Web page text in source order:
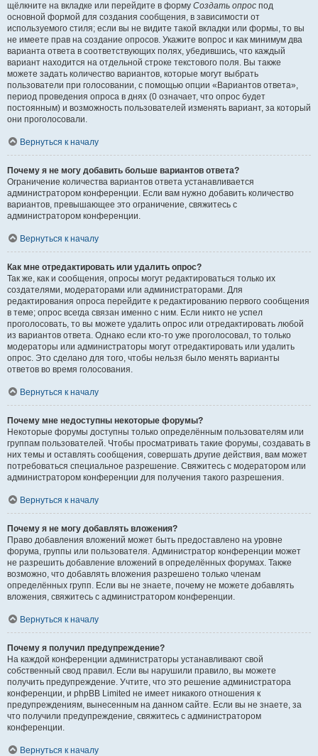
щёлкните на вкладке или перейдите в форму Создать опрос под
основной формой для создания сообщения, в зависимости от
используемого стиля; если вы не видите такой вкладки или формы, то вы
не имеете прав на создание опросов. Укажите вопрос и как минимум два
варианта ответа в соответствующих полях, убедившись, что каждый
вариант находится на отдельной строке текстового поля. Вы также
можете задать количество вариантов, которые могут выбрать
пользователи при голосовании, с помощью опции «Вариантов ответа»,
период проведения опроса в днях (0 означает, что опрос будет
постоянным) и возможность пользователей изменять вариант, за который
они проголосовали.
Вернуться к началу
Почему я не могу добавить больше вариантов ответа?
Ограничение количества вариантов ответа устанавливается
администратором конференции. Если вам нужно добавить количество
вариантов, превышающее это ограничение, свяжитесь с
администратором конференции.
Вернуться к началу
Как мне отредактировать или удалить опрос?
Так же, как и сообщения, опросы могут редактироваться только их
создателями, модераторами или администраторами. Для
редактирования опроса перейдите к редактированию первого сообщения
в теме; опрос всегда связан именно с ним. Если никто не успел
проголосовать, то вы можете удалить опрос или отредактировать любой
из вариантов ответа. Однако если кто-то уже проголосовал, то только
модераторы или администраторы могут отредактировать или удалить
опрос. Это сделано для того, чтобы нельзя было менять варианты
ответов во время голосования.
Вернуться к началу
Почему мне недоступны некоторые форумы?
Некоторые форумы доступны только определённым пользователям или
группам пользователей. Чтобы просматривать такие форумы, создавать в
них темы и оставлять сообщения, совершать другие действия, вам может
потребоваться специальное разрешение. Свяжитесь с модератором или
администратором конференции для получения такого разрешения.
Вернуться к началу
Почему я не могу добавлять вложения?
Право добавления вложений может быть предоставлено на уровне
форума, группы или пользователя. Администратор конференции может
не разрешить добавление вложений в определённых форумах. Также
возможно, что добавлять вложения разрешено только членам
определённых групп. Если вы не знаете, почему не можете добавлять
вложения, свяжитесь с администратором конференции.
Вернуться к началу
Почему я получил предупреждение?
На каждой конференции администраторы устанавливают свой
собственный свод правил. Если вы нарушили правило, вы можете
получить предупреждение. Учтите, что это решение администратора
конференции, и phpBB Limited не имеет никакого отношения к
предупреждениям, вынесенным на данном сайте. Если вы не знаете, за
что получили предупреждение, свяжитесь с администратором
конференции.
Вернуться к началу